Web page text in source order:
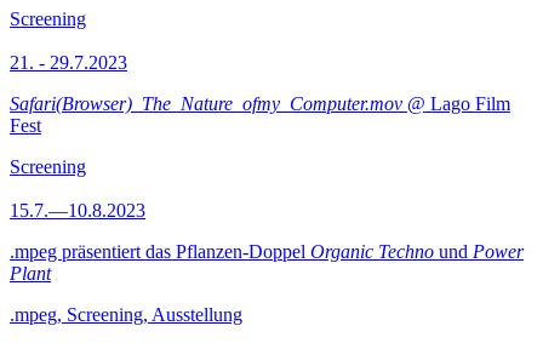
Screening
21. - 29.7.2023
Safari(Browser)_The_Nature_ofmy_Computer.mov @ Lago Film
Fest
Screening
15.7.—10.8.2023
.mpeg präsentiert das Pflanzen-Doppel Organic Techno und Power
Plant
.mpeg, Screening, Ausstellung